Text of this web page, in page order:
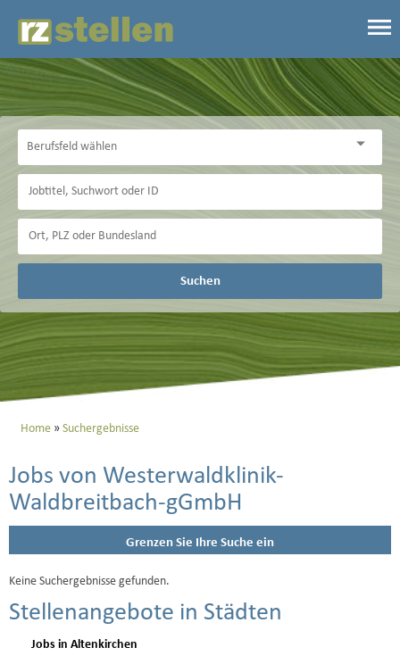
Suchen
Home Suchergebnisse
Jobs von Westerwaldklinik-
Waldbreitbach-gGmbH
Grenzen Sie Ihre Suche ein
Keine Suchergebnisse gefunden.
Stellenangebote in Städten
Jobs in Altenkirchen